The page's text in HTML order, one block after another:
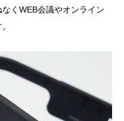
くWEB会議やオンライン